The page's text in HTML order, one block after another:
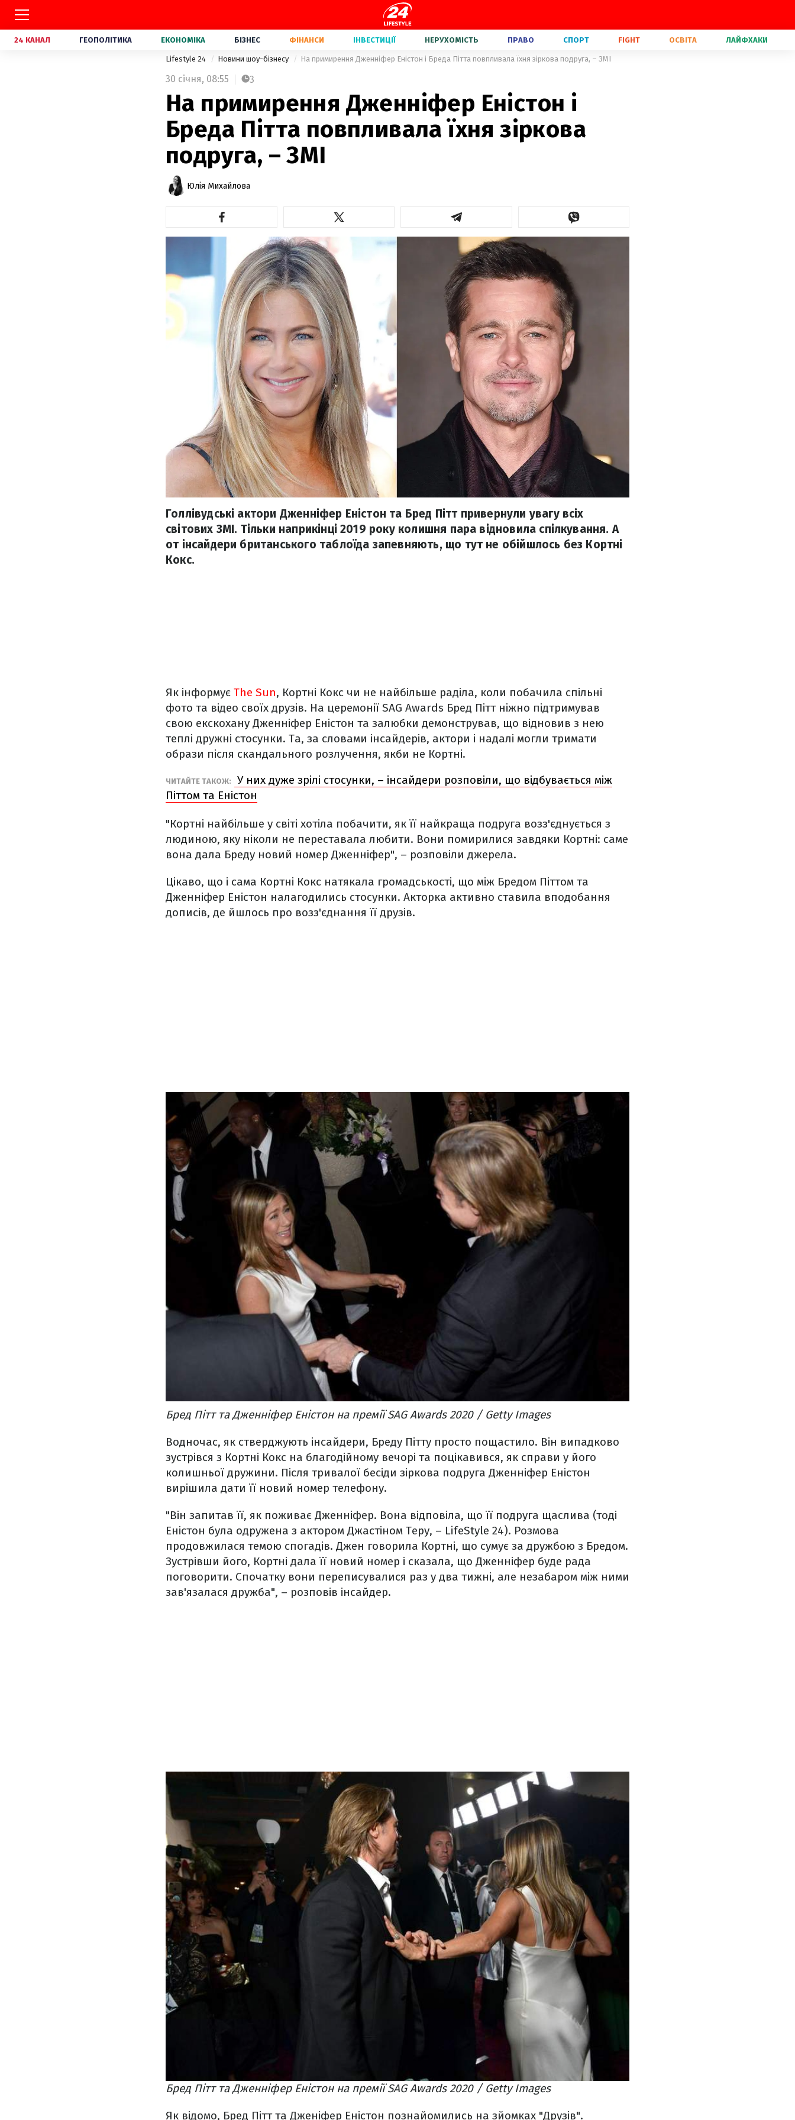
24 КАНАЛ ГЕОПОЛІТИКА ЕКОНОМІКА БІЗНЕС ФІНАНСИ ІНВЕСТИЦІЇ НЕРУХОМІСТЬ ПРАВО СПОРТ FIGHT ОСВІТА ЛАЙФХАКИ
Lifestyle 24 Новини шоу-бізнесу На примирення Дженніфер Еністон і Бреда Пітта повпливала їхня зіркова подруга, – ЗМІ
30 січня, 08:55 3
На примирення Дженніфер Еністон і
Бреда Пітта повпливала їхня зіркова
подруга, – ЗМІ
Юлія Михайлова
Голлівудські актори Дженніфер Еністон та Бред Пітт привернули увагу всіх
світових ЗМІ. Тільки наприкінці 2019 року колишня пара відновила спілкування. А
от інсайдери британського таблоїда запевняють, що тут не обійшлось без Кортні
Кокс.
Як інформує The Sun, Кортні Кокс чи не найбільше раділа, коли побачила спільні
фото та відео своїх друзів. На церемонії SAG Awards Бред Пітт ніжно підтримував
свою екскохану Дженніфер Еністон та залюбки демонстрував, що відновив з нею
теплі дружні стосунки. Та, за словами інсайдерів, актори і надалі могли тримати
образи після скандального розлучення, якби не Кортні.
ЧИТАЙТЕ ТАКОЖ:
У них дуже зрілі стосунки, – інсайдери розповіли, що відбувається між
Піттом та Еністон
"Кортні найбільше у світі хотіла побачити, як її найкраща подруга возз'єднується з
людиною, яку ніколи не переставала любити. Вони помирилися завдяки Кортні: саме
вона дала Бреду новий номер Дженніфер", – розповіли джерела.
Цікаво, що і сама Кортні Кокс натякала громадськості, що між Бредом Піттом та
Дженніфер Еністон налагодились стосунки. Акторка активно ставила вподобання
дописів, де йшлось про возз'єднання її друзів.
Бред Пітт та Дженніфер Еністон на премії SAG Awards 2020 / Getty Images
Водночас, як стверджують інсайдери, Бреду Пітту просто пощастило. Він випадково
зустрівся з Кортні Кокс на благодійному вечорі та поцікавився, як справи у його
колишньої дружини. Після тривалої бесіди зіркова подруга Дженніфер Еністон
вирішила дати її новий номер телефону.
"Він запитав її, як поживає Дженніфер. Вона відповіла, що її подруга щаслива (тоді
Еністон була одружена з актором Джастіном Теру, – LifeStyle 24). Розмова
продовжилася темою спогадів. Джен говорила Кортні, що сумує за дружбою з Бредом.
Зустрівши його, Кортні дала її новий номер і сказала, що Дженніфер буде рада
поговорити. Спочатку вони переписувалися раз у два тижні, але незабаром між ними
зав'язалася дружба", – розповів інсайдер.
Бред Пітт та Дженніфер Еністон на премії SAG Awards 2020 / Getty Images
Як відомо, Бред Пітт та Дженіфер Еністон познайомились на зйомках "Друзів".